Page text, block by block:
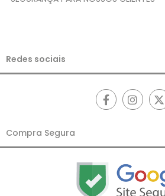
Redes sociais
Compra Segura